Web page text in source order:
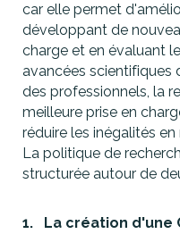
car elle permet
développant de
charge et en évaluant
avancées scientifiques
des professionnels, la
meilleure prise en
réduire les inégalités
La politique de
structurée autour de
La création d'une